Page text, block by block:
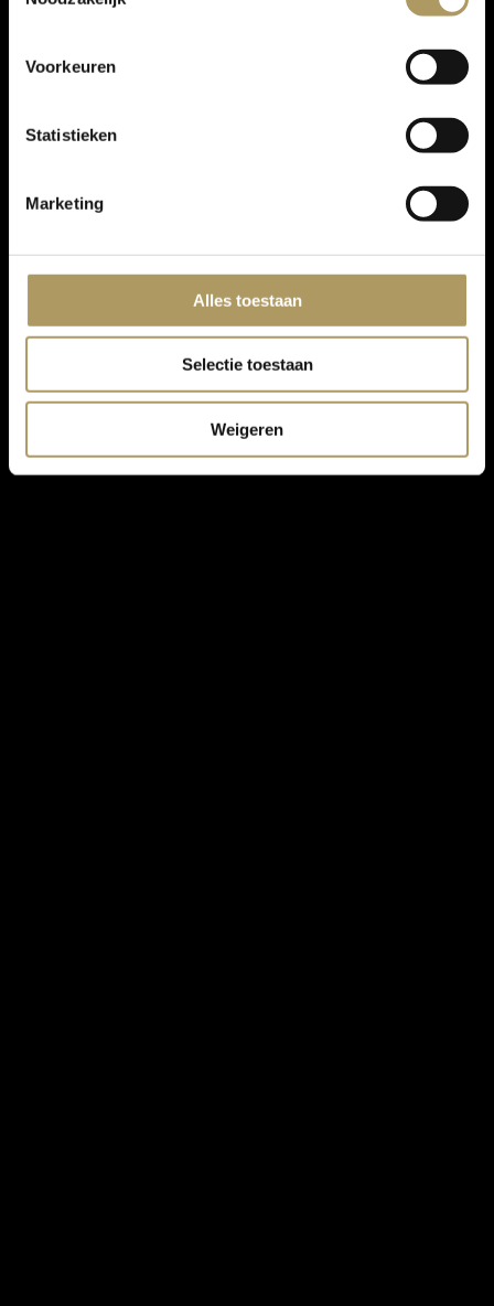
Voorkeuren
Statistieken
Marketing
Alles toestaan
Selectie toestaan
Weigeren